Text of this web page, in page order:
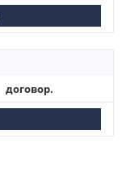
договор.